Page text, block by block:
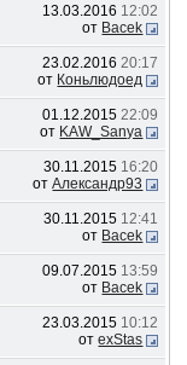
13.03.2016 12:02
от Bacek
23.02.201620:17
от Коньлюдоед
01.12.201522:09
от KAW_Sanya
30.11.2015 16:20
отАлександр93
30.11.2015 12:41
от Bacek
09.07.2015 13:59
от Bacek
23.03.2015 10:12
отexStas